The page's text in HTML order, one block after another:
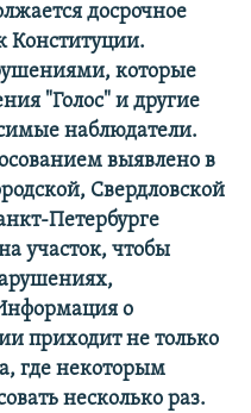
досрочное
Конституции.
которые
"Голос" и другие
наблюдатели.
выявлено в
Свердловской
Петербурге
участок, чтобы
о
приходит не только
где некоторым
несколько раз.